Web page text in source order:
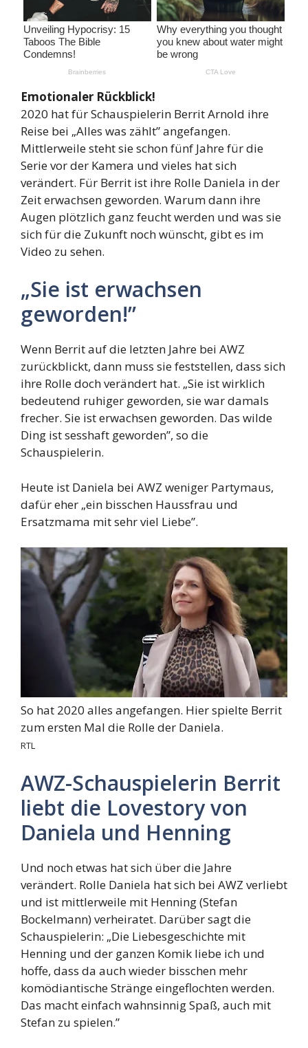
Emotionaler Rückblick!
2020 hat für Schauspielerin Berrit Arnold ihre
Reise bei „Alles was zählt” angefangen.
Mittlerweile steht sie schon fünf Jahre für die
Serie vor der Kamera und vieles hat sich
verändert. Für Berrit ist ihre Rolle Daniela in der
Zeit erwachsen geworden. Warum dann ihre
Augen plötzlich ganz feucht werden und was sie
sich für die Zukunft noch wünscht, gibt es im
Video zu sehen.
„Sie ist erwachsen
geworden!”
Wenn Berrit auf die letzten Jahre bei AWZ
zurückblickt, dann muss sie feststellen, dass sich
ihre Rolle doch verändert hat. „Sie ist wirklich
bedeutend ruhiger geworden, sie war damals
frecher. Sie ist erwachsen geworden. Das wilde
Ding ist sesshaft geworden”, so die
Schauspielerin.
Heute ist Daniela bei AWZ weniger Partymaus,
dafür eher „ein bisschen Haussfrau und
Ersatzmama mit sehr viel Liebe”.
So hat 2020 alles angefangen. Hier spielte Berrit
zum ersten Mal die Rolle der Daniela.
RTL
AWZ-Schauspielerin Berrit
liebt die Lovestory von
Daniela und Henning
Und noch etwas hat sich über die Jahre
verändert. Rolle Daniela hat sich bei AWZ verliebt
und ist mittlerweile mit Henning (Stefan
Bockelmann) verheiratet. Darüber sagt die
Schauspielerin: „Die Liebesgeschichte mit
Henning und der ganzen Komik liebe ich und
hoffe, dass da auch wieder bisschen mehr
komödiantische Stränge eingeflochten werden.
Das macht einfach wahnsinnig Spaß, auch mit
Stefan zu spielen.”